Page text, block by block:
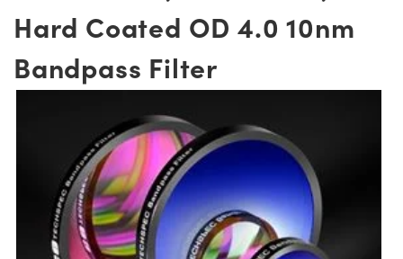
| 繞射光柵
| 光學組装
Components | SCHOTT 光學
| 紅外線光學產品
Shaping | 雷射光束整形
| 雷射分光鏡
| 雷射顯微鏡
Isolators | 晶體和隔離器
| 雷射偏光片
| 電動平臺
and Slides | 平臺和滑塊
Objectives | 有限共軛物鏡
| 反射物鏡
Objectives
Cameras
Lighting |顯微鏡照明
| 雷射用光機模組
| 雷射配件
Lenses for Harsh Environments
| 影視製作和高級攝影
Accessories | 成像鏡頭配件
| Basler 相機
Cameras | IDS 相機
Labs Cameras™ | Lucid Vision
| Pixelink 相機
板
| 光譜儀
and Roughness Standards | 表面
Tools | 量測工具
Components | 主動光學元件
Accessories | UV固化設備
| 雷射防護
Microscopy
Processing
Tomography
and Detection
Lenses | 清倉成像鏡頭
| 清倉照明
and Detection
and Production | 清倉實驗室
| 重新認證相機
| 重新認證照明
and Detection
and Production | 重新認證實
Hard Coated OD 4.0 10nm
Bandpass Filter